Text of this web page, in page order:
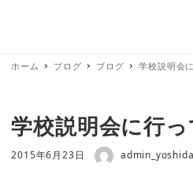
ホーム ブログ ブログ 学校説明会
学校説明会に行っ
投稿日
2015年6月23日 著者 admin_yoshida